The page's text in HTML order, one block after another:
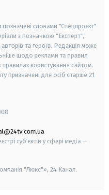
позначені словами "Спецпроєкт"
з позначкою "Експерт",
та героїв. Редакція може
щодо реклами та правил
користування сайтом.
призначені для осіб старше 21
суб'єктів у сфері медіа —
"Люкс"», 24 Канал.